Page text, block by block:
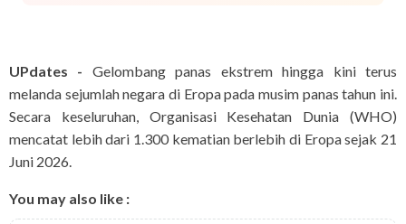
UPdates - Gelombang panas ekstrem hingga kini terus
melanda sejumlah negara di Eropa pada musim panas tahun ini.
Secara keseluruhan, Organisasi Kesehatan Dunia (WHO)
mencatat lebih dari 1.300 kematian berlebih di Eropa sejak 21
Juni 2026.
You may also like :